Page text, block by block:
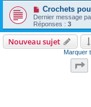
Crochets
Dernier message
Réponses : 3
Nouveau sujet
Marquer